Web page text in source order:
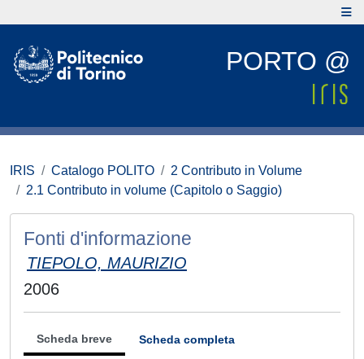
PORTO @
IRIS Catalogo POLITO
2 Contributo in Volume
2.1 Contributo in volume (Capitolo o Saggio)
Fonti d'informazione
TIEPOLO, MAURIZIO
2006
Scheda breve Scheda completa